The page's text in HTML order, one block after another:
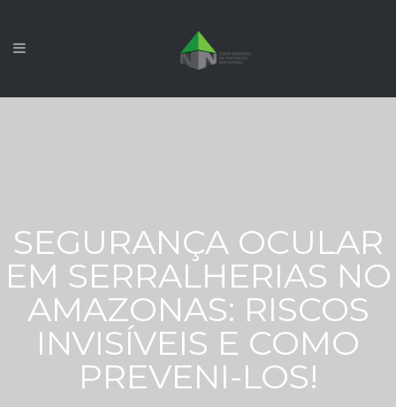
SEGURANÇA OCULAR
EM SERRALHERIAS NO
AMAZONAS: RISCOS
INVISÍVEIS E COMO
PREVENI-LOS!